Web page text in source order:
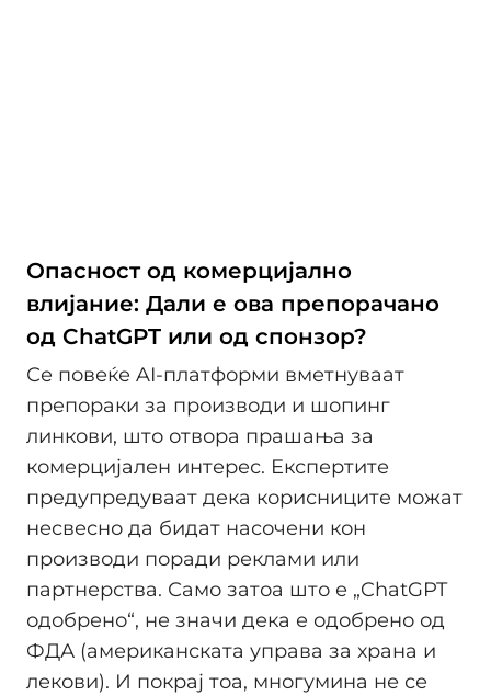
Опасност од комерцијално
влијание: Дали е ова препорачано
од ChatGPT или од спонзор?
Се повеќе AI-платформи вметнуваат
препораки за производи и шопинг
линкови, што отвора прашања за
комерцијален интерес. Експертите
предупредуваат дека корисниците можат
несвесно да бидат насочени кон
производи поради реклами или
партнерства. Само затоа што е „ChatGPT
одобрено“, не значи дека е одобрено од
ФДА (американската управа за храна и
лекови). И покрај тоа, многумина не се